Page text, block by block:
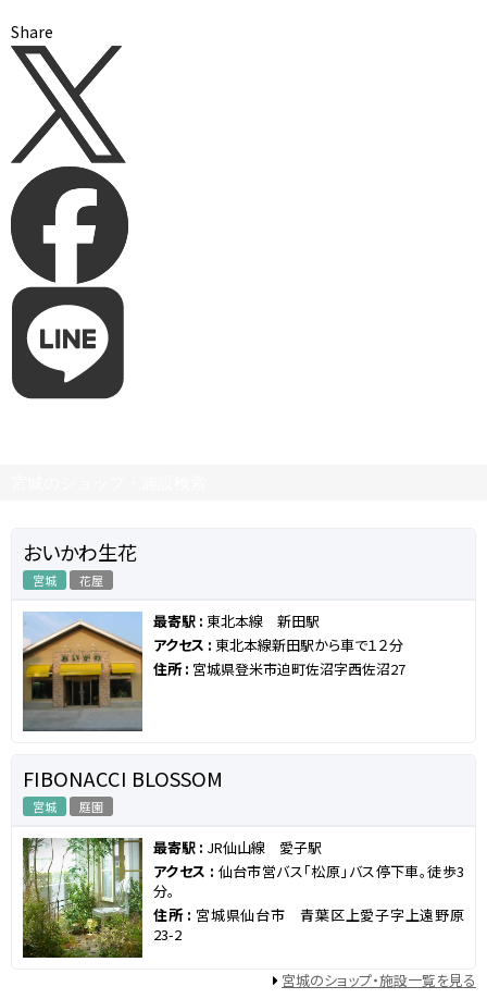
Share
おいかわ生花
宮城 花屋
最寄駅 : 東北本線 新田駅
アクセス : 東北本線新田駅から車で１２分
住所 : 宮城県登米市迫町佐沼字西佐沼27
FIBONACCI BLOSSOM
宮城 庭園
最寄駅 : JR仙山線 愛子駅
アクセス : 仙台市営バス「松原」バス停下車。徒歩3
分。
住所 : 宮城県仙台市 青葉区上愛子字上遠野原
23-2
宮城のショップ・施設一覧を見る